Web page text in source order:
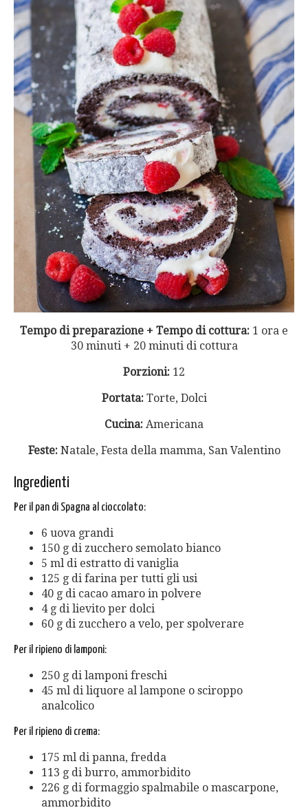
Tempo di preparazione + Tempo di cottura: 1 ora e
30 minuti + 20 minuti di cottura
Porzioni: 12
Portata:Torte, Dolci
Cucina: Americana
Feste:Natale, Festa della mamma, San Valentino
Ingredienti
Per il pan di Spagna al cioccolato:
6 uova grandi
150 g di zucchero semolato bianco
5 ml di estratto di vaniglia
125 g di farina per tutti gli usi
40 g di cacao amaro in polvere
4 g di lievito per dolci
60 g di zucchero a velo, per spolverare
Per il ripieno di lamponi:
250 g di lamponi freschi
45 ml di liquore al lampone o sciroppo
analcolico
Per il ripieno di crema:
175 ml di panna, fredda
113 g di burro, ammorbidito
226 g di formaggio spalmabile o mascarpone,
ammorbidito